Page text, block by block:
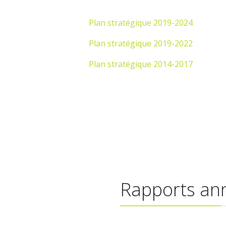
Plan stratégique 2019-2024
Plan stratégique 2019-2022
Plan stratégique 2014-2017
Rapports